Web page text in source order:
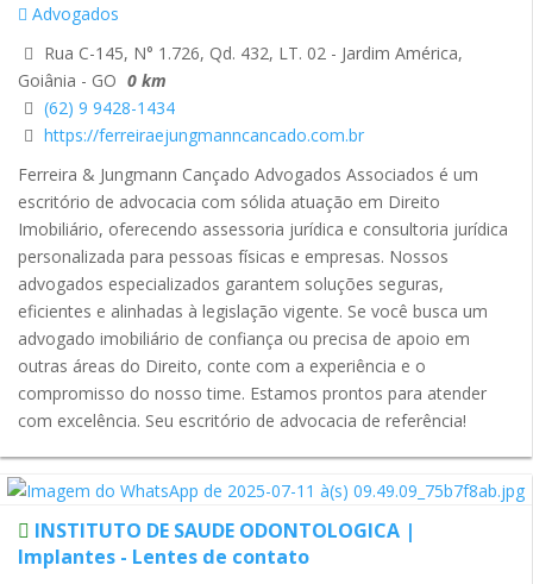
Advogados
Rua C-145, N° 1.726, Qd. 432, LT. 02 - Jardim América,
Goiânia - GO 0 km
(62) 9 9428-1434
https://ferreiraejungmanncancado.com.br
Ferreira & Jungmann Cançado Advogados Associados é um
escritório de advocacia com sólida atuação em Direito
Imobiliário, oferecendo assessoria jurídica e consultoria jurídica
personalizada para pessoas físicas e empresas. Nossos
advogados especializados garantem soluções seguras,
eficientes e alinhadas à legislação vigente. Se você busca um
advogado imobiliário de confiança ou precisa de apoio em
outras áreas do Direito, conte com a experiência e o
compromisso do nosso time. Estamos prontos para atender
com excelência. Seu escritório de advocacia de referência!
INSTITUTO DE SAUDE ODONTOLOGICA |
Implantes - Lentes de contato